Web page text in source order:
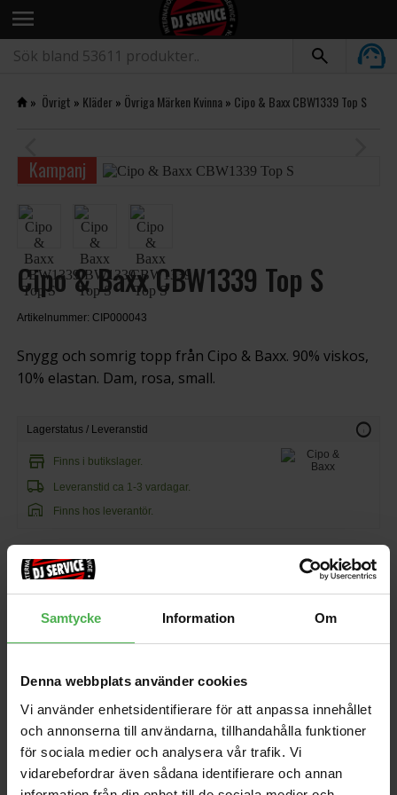
Samtycke Information Om
Denna webbplats använder cookies
Vi använder enhetsidentifierare för att anpassa innehållet
och annonserna till användarna, tillhandahålla funktioner
för sociala medier och analysera vår trafik. Vi
vidarebefordrar även sådana identifierare och annan
menu
» Övrigt » Kläder» Övriga Märken Kvinna» Cipo & Baxx CBW1339 Top S
Kampanj
Cipo & Baxx CBW1339 Top S
Artikelnummer: CIP000043
Snygg och somrig topp från Cipo & Baxx. 90% viskos,
10% elastan. Dam, rosa, small.
Lagerstatus / Leveranstid info
store Finns i butikslager.
local_shipping Leveranstid ca 1-3 vardagar.
warehouse Finns hos leverantör.
290 kr
79 kr/st
shopping_cartKÖP favorite
Andra som handlade Cipo & Baxx CBW1339 Top S köpte även
DG137B Multi Mount
LE028PB